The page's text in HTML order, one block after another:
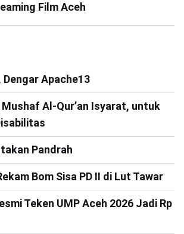
Film Aceh
Dengar Apache13
Al-Qur’an Isyarat, untuk
Pandrah
Bom Sisa PD II di Lut Tawar
Teken UMP Aceh 2026 Jadi Rp